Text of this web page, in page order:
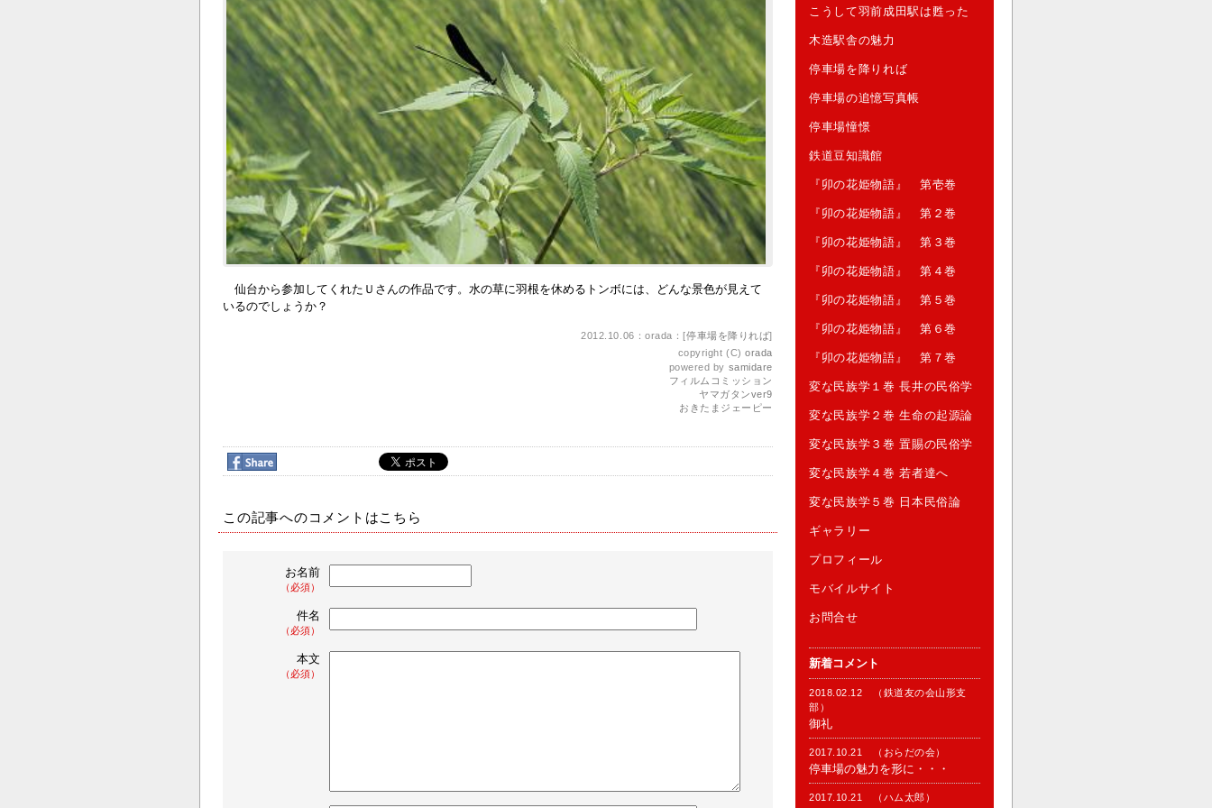
仙台から参加してくれたＵさんの作品です。水の草に羽根を休めるトンボには、どんな景色が見えて
いるのでしょうか？
2012.10.06：orada：[停車場を降りれば]
copyright (C)orada
powered by samidare
フィルムコミッション
ヤマガタンver9
おきたまジェーピー
この記事へのコメントはこちら
お名前
（必須）
件名
（必須）
本文
（必須）
こうして羽前成田駅は甦った
木造駅舎の魅力
停車場を降りれば
停車場の追憶写真帳
停車場憧憬
鉄道豆知識館
『卯の花姫物語』 第壱巻
『卯の花姫物語』 第２巻
『卯の花姫物語』 第３巻
『卯の花姫物語』 第４巻
『卯の花姫物語』 第５巻
『卯の花姫物語』 第６巻
『卯の花姫物語』 第７巻
変な民族学１巻 長井の民俗学
変な民族学２巻 生命の起源論
変な民族学３巻 置賜の民俗学
変な民族学４巻 若者達へ
変な民族学５巻 日本民俗論
ギャラリー
プロフィール
モバイルサイト
お問合せ
新着コメント
2018.02.12 （鉄道友の会山形支
部）
御礼
2017.10.21 （おらだの会）
停車場の魅力を形に・・・
2017.10.21 （ハム太郎）